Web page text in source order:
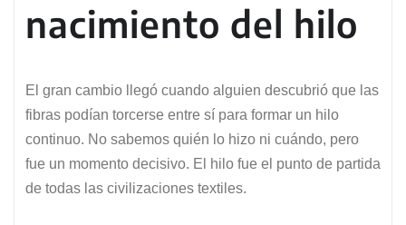
nacimiento del hilo
El gran cambio llegó cuando alguien descubrió que las
fibras podían torcerse entre sí para formar un hilo
continuo. No sabemos quién lo hizo ni cuándo, pero
fue un momento decisivo. El hilo fue el punto de partida
de todas las civilizaciones textiles.